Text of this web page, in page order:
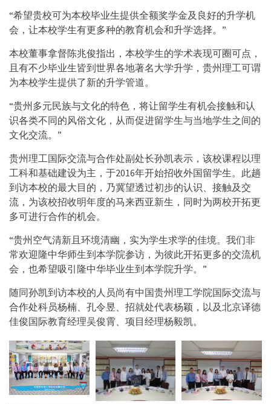
“希望贵校可为本校毕业生提供全额奖学金及良好的升学机
会，让本校学生有更多种的教育机会和升学选择。”
本校董事拿督陈兆俊指出，本校学生的学术表现可圈可点，
且有不少毕业生皆到世界各地著名大学升学，贵州理工可谓
为本校学生提供了新的升学管道。
“贵州多元民族与文化的特色，将让留学生有机会接触和认
识各类不同的风俗文化，从而促进留学生与当地学生之间的
文化交流。”
贵州理工国际交流与合作处副处长孙凯表示，该校课程以理
工科和基础建设为主，于2016年开始招收外国留学生。此趟
到访本校的最大目的，乃冀望透过初步的认识、接触及交
流，为该校招收明年度的马来西亚新生，同时为两校开拓更
多可进行合作的机会。
“贵州空气清新且环境清幽，实为学生求学的佳境。我们非
常欢迎隆中华师生到本学院参访，为彼此开拓更多的交流机
会，也希望吸引隆中华毕业生到本学院升学。”
随同孙凯到访本校的人员尚有中国贵州理工学院国际交流与
合作处科员杨楠、孔令昱、招就处代表杨颖，以及北京译德
佳俊国际教育经理吴俊霄、项目经理杨毅凯。